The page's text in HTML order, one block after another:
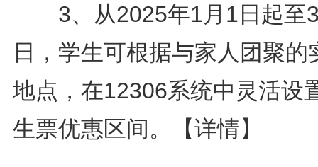
3、从2025年1月1日起至
日，学生可根据与家人团聚的
地点，在12306系统中灵活设
生票优惠区间。
【详情】